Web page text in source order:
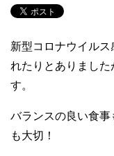
新型コロナウイル
れたりとありました
す。
バランスの良い食
も大切！